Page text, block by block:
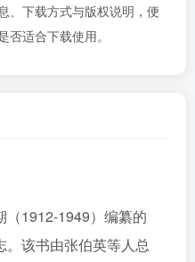
、下载方式与版权说明，便
适合下载使用。
（1912-1949）编纂的
该书由张伯英等人总